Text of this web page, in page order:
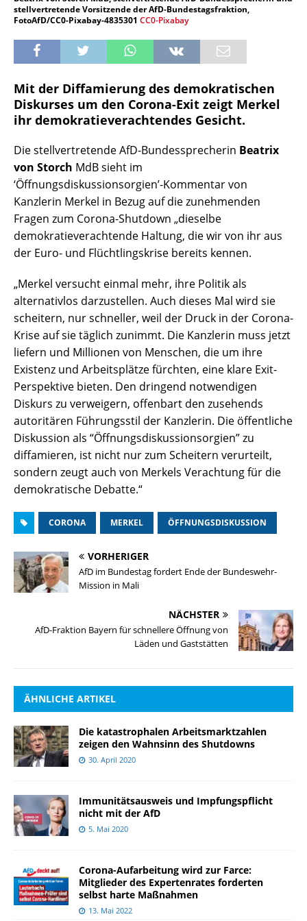
stellvertretende Vorsitzende der AfD-Bundestagsfraktion,
FotoAfD/CC0-Pixabay-4835301 CC0-Pixabay
Mit der Diffamierung des demokratischen
Diskurses um den Corona-Exit zeigt Merkel
ihr demokratieverachtendes Gesicht.
Die stellvertretende AfD-Bundessprecherin Beatrix
von Storch MdB sieht im
‘Öffnungsdiskussionsorgien’-Kommentar von
Kanzlerin Merkel in Bezug auf die zunehmenden
Fragen zum Corona-Shutdown „dieselbe
demokratieverachtende Haltung, die wir von ihr aus
der Euro- und Flüchtlingskrise bereits kennen.
„Merkel versucht einmal mehr, ihre Politik als
alternativlos darzustellen. Auch dieses Mal wird sie
scheitern, nur schneller, weil der Druck in der Corona-
Krise auf sie täglich zunimmt. Die Kanzlerin muss jetzt
liefern und Millionen von Menschen, die um ihre
Existenz und Arbeitsplätze fürchten, eine klare Exit-
Perspektive bieten. Den dringend notwendigen
Diskurs zu verweigern, offenbart den zusehends
autoritären Führungsstil der Kanzlerin. Die öffentliche
Diskussion als “Öffnungsdiskussionsorgien” zu
diffamieren, ist nicht nur zum Scheitern verurteilt,
sondern zeugt auch von Merkels Verachtung für die
demokratische Debatte.“
CORONA MERKEL ÖFFNUNGSDISKUSSION
VORHERIGER
AfD im Bundestag fordert Ende der Bundeswehr-
Mission in Mali
NÄCHSTER
AfD-Fraktion Bayern für schnellere Öffnung von
Läden und Gaststätten
ÄHNLICHE ARTIKEL
Die katastrophalen Arbeitsmarktzahlen
zeigen den Wahnsinn des Shutdowns
30. April 2020
Immunitätsausweis und Impfungspflicht
nicht mit der AfD
5. Mai 2020
Corona-Aufarbeitung wird zur Farce:
Mitglieder des Expertenrates forderten
selbst harte Maßnahmen
13. Mai 2022